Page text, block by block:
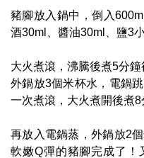
豬腳放入鍋中，倒入
酒30ml、醬油30ml、鹽3
大火煮滾，沸騰後煮5分
外鍋放3個米杯水，電鍋
一次煮滾，大火煮開後煮8
再放入電鍋蒸，外鍋放2
軟嫩Q彈的豬腳完成了！